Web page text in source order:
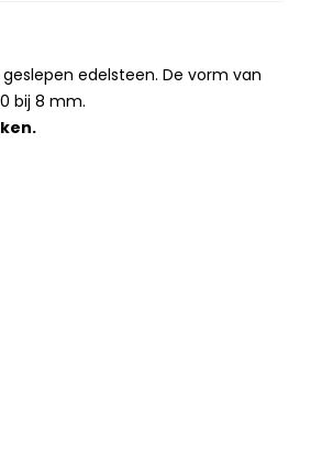
edelsteen. De vorm van
bij 8 mm.